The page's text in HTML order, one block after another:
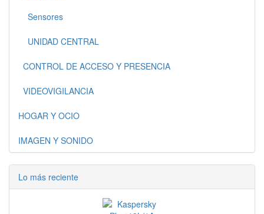
Sensores
UNIDAD CENTRAL
CONTROL DE ACCESO Y PRESENCIA
VIDEOVIGILANCIA
HOGAR Y OCIO
IMAGEN Y SONIDO
Lo más reciente